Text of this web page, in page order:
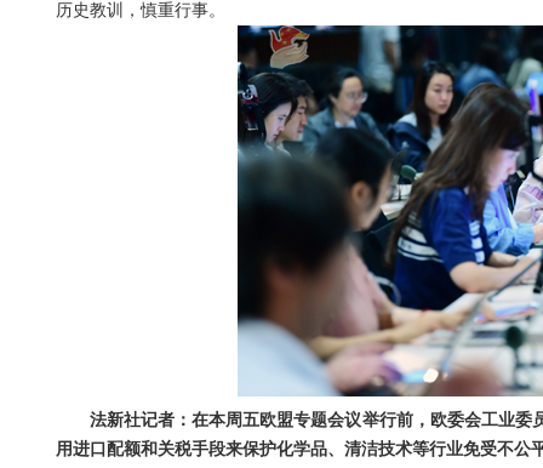
历史教训，慎重行事。
法新社记者：在本周五欧盟专题会议举行前，欧委会工业
用进口配额和关税手段来保护化学品、清洁技术等行业免受不公